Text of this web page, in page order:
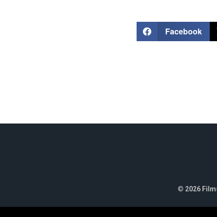
Facebook
© 2026